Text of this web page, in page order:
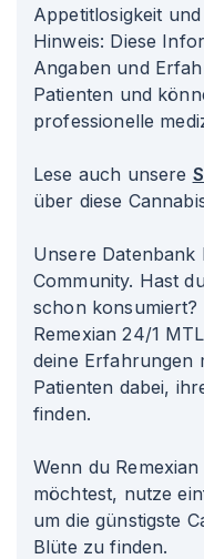
Appetitlosigkeit
Hinweis: Diese
Angaben und
Patienten und
professionelle
Lese auch unsere
über diese
Unsere
Community. Hast
schon
Remexian 24/1
deine Erfahrungen
Patienten dabei,
finden.
Wenn du
möchtest, nutze
um die günstigste
Blüte zu finden.